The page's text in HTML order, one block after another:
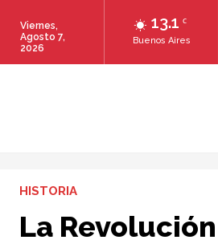
13.1 C
Buenos Aires
Viernes,
Agosto 7,
2026
HISTORIA
La